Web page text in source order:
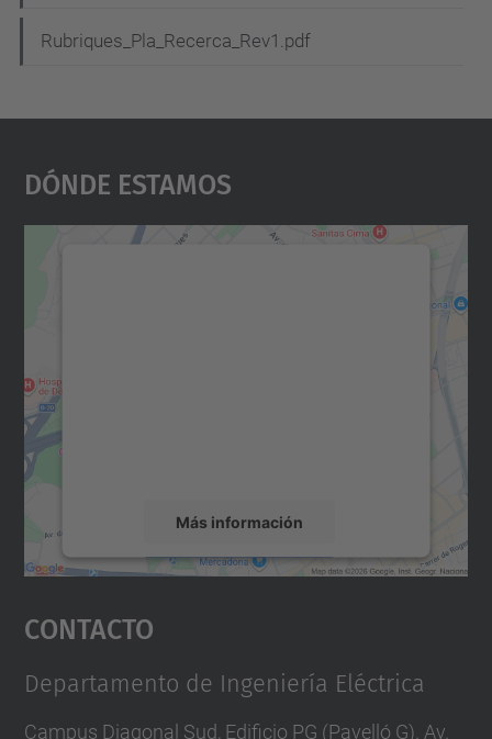
Rubriques_Pla_Recerca_Rev1.pdf
Dónde Estamos
Más información
Aceptar
powered by
Contacto
Departamento de Ingeniería Eléctrica
Campus Diagonal Sud, Edificio PG (Pavelló G). Av.